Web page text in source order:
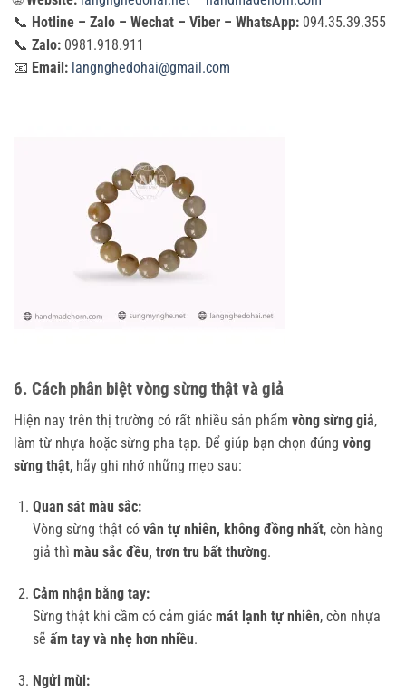
📞 Hotline – Zalo – Wechat – Viber – WhatsApp: 094.35.39.355
📞 Zalo: 0981.918.911
📧 Email: langnghedohai@gmail.com
6. Cách phân biệt vòng sừng thật và giả
Hiện nay trên thị trường có rất nhiều sản phẩm vòng sừng giả,
làm từ nhựa hoặc sừng pha tạp. Để giúp bạn chọn đúng vòng
sừng thật, hãy ghi nhớ những mẹo sau:
Quan sát màu sắc:
Vòng sừng thật có vân tự nhiên, không đồng nhất, còn hàng
giả thì màu sắc đều, trơn tru bất thường.
Cảm nhận bằng tay:
Sừng thật khi cầm có cảm giác mát lạnh tự nhiên, còn nhựa
sẽ ấm tay và nhẹ hơn nhiều.
Ngửi mùi: